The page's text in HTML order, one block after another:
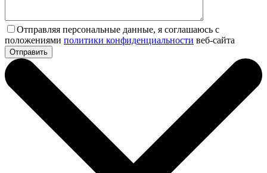
Отправляя персональные данные, я соглашаюсь с
положениями политики конфиденциальности веб-сайта